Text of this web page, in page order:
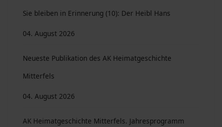
Sie bleiben in Erinnerung (10): Der Heibl Hans
04. August 2026
Neueste Publikation des AK Heimatgeschichte
Mitterfels
04. August 2026
AK Heimatgeschichte Mitterfels. Jahresprogramm